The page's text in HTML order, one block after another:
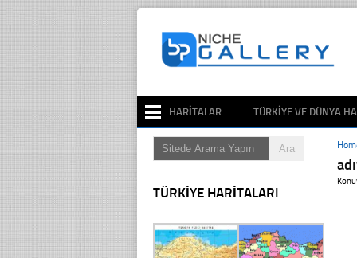
HARITALAR TÜRKIYE VE DÜNYA
TÜRKIYE HARITALARI